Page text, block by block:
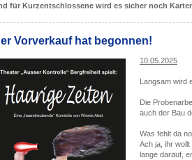
für Kurzentschlossene wird es sicher noch
Vorverkauf hat begonnen!
10.05.2025
Langsam wird
Die
auch der Bau
Was fehlt da
Ach ja, ihr
lange darauf,